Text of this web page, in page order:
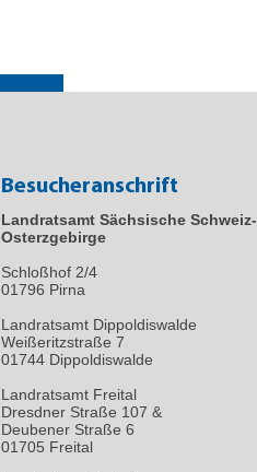
Besucheranschrift
Landratsamt Sächsische Schweiz-
Osterzgebirge
Schloßhof 2/4
01796 Pirna
Landratsamt Dippoldiswalde
Weißeritzstraße 7
01744 Dippoldiswalde
Landratsamt Freital
Dresdner Straße 107 &
Deubener Straße 6
01705 Freital